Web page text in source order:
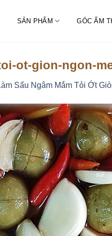
SẢN PHẨM GÓC ẨM
ot-gion-ngon-
Sấu Ngâm Mắm Tỏi Ớt